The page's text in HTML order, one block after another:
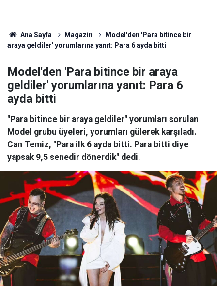
Ana Sayfa Magazin
Model'den 'Para bitince bir
araya geldiler' yorumlarına yanıt: Para 6 ayda bitti
Model'den 'Para bitince bir araya
geldiler' yorumlarına yanıt: Para 6
ayda bitti
"Para bitince bir araya geldiler" yorumları sorulan
Model grubu üyeleri, yorumları gülerek karşıladı.
Can Temiz, "Para ilk 6 ayda bitti. Para bitti diye
yapsak 9,5 senedir dönerdik" dedi.